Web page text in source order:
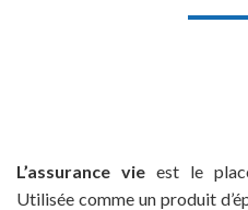
L’assurance vie est le
Utilisée comme un produit